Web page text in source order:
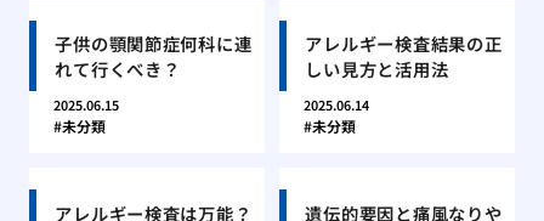
子供の顎関節症何科に連
れて行くべき？
2025.06.15
未分類
アレルギー検査結果の正
しい見方と活用法
2025.06.14
未分類
アレルギー検査は万能？ 遺伝的要因と痛風なりや